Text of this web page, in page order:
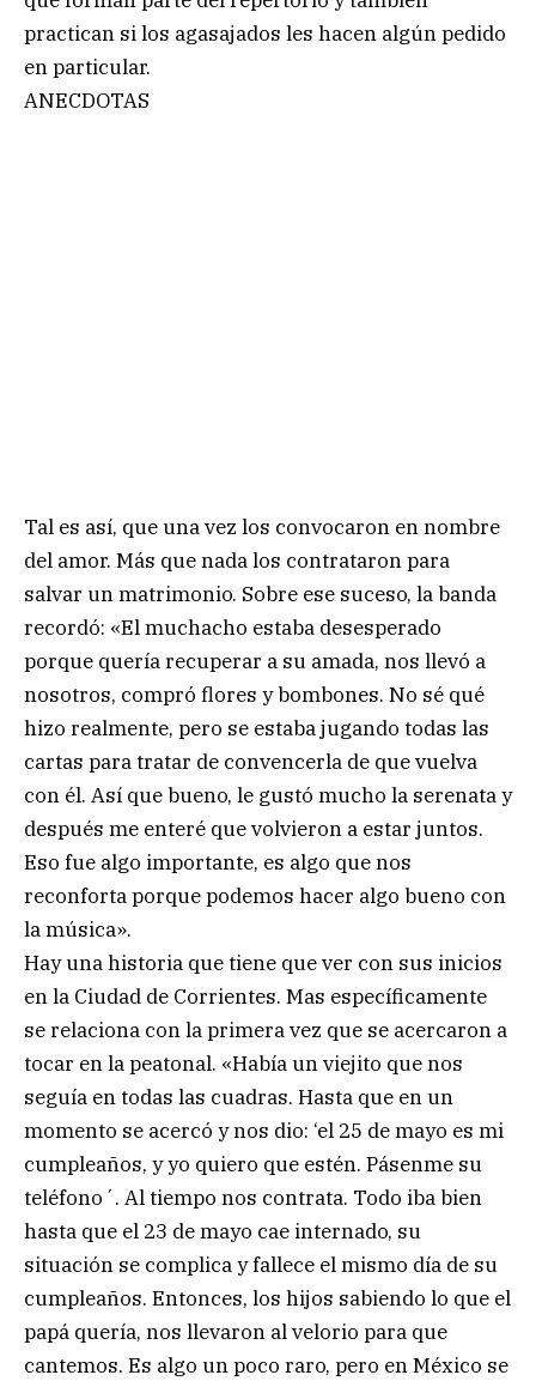
practican si los agasajados les hacen algún pedido
en particular.
ANECDOTAS
Tal es así, que una vez los convocaron en nombre
del amor. Más que nada los contrataron para
salvar un matrimonio. Sobre ese suceso, la banda
recordó: «El muchacho estaba desesperado
porque quería recuperar a su amada, nos llevó a
nosotros, compró flores y bombones. No sé qué
hizo realmente, pero se estaba jugando todas las
cartas para tratar de convencerla de que vuelva
con él. Así que bueno, le gustó mucho la serenata y
después me enteré que volvieron a estar juntos.
Eso fue algo importante, es algo que nos
reconforta porque podemos hacer algo bueno con
la música».
Hay una historia que tiene que ver con sus inicios
en la Ciudad de Corrientes. Mas específicamente
se relaciona con la primera vez que se acercaron a
tocar en la peatonal. «Había un viejito que nos
seguía en todas las cuadras. Hasta que en un
momento se acercó y nos dio: ‘el 25 de mayo es mi
cumpleaños, y yo quiero que estén. Pásenme su
teléfono´. Al tiempo nos contrata. Todo iba bien
hasta que el 23 de mayo cae internado, su
situación se complica y fallece el mismo día de su
cumpleaños. Entonces, los hijos sabiendo lo que el
papá quería, nos llevaron al velorio para que
cantemos. Es algo un poco raro, pero en México se